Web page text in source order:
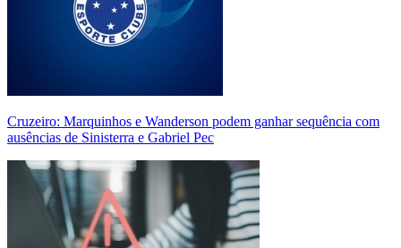
Cruzeiro: Marquinhos e Wanderson podem ganhar sequência com
ausências de Sinisterra e Gabriel Pec